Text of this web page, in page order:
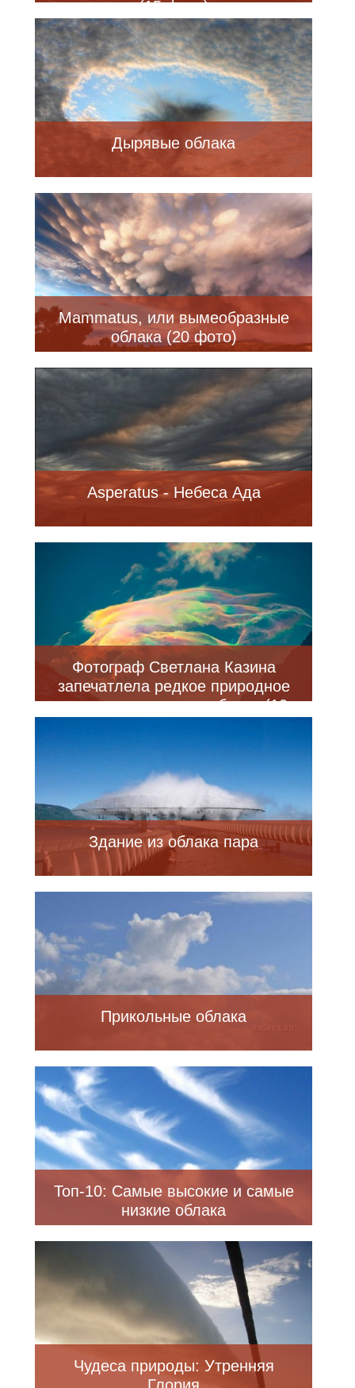
(15 фото)
Дырявые облака
Mammatus, или вымеобразные
облака (20 фото)
Asperatus - Небеса Ада
Фотограф Светлана Казина
запечатлела редкое природное
явление: радужные облака (10
Здание из облака пара
Прикольные облака
Топ-10: Самые высокие и самые
низкие облака
Чудеса природы: Утренняя